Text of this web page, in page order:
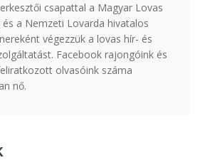
csapattal a Magyar Lovas
és a Nemzeti Lovarda hivatalos
végezzük a lovas hír- és
Facebook rajongóink és
olvasóink száma
nő.